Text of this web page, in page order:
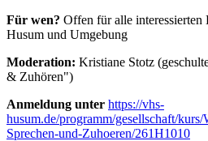
Für wen? Offen für alle
Husum und Umgebung
Moderation: Kristiane Stotz
& Zuhören")
Anmeldung unter https://vhs-
husum.de/programm/gesellschaft/
Sprechen-und-Zuhoeren/261H1010